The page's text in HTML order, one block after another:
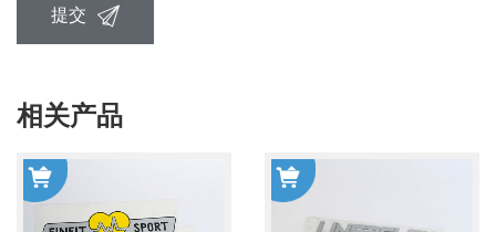
提交
相关产品